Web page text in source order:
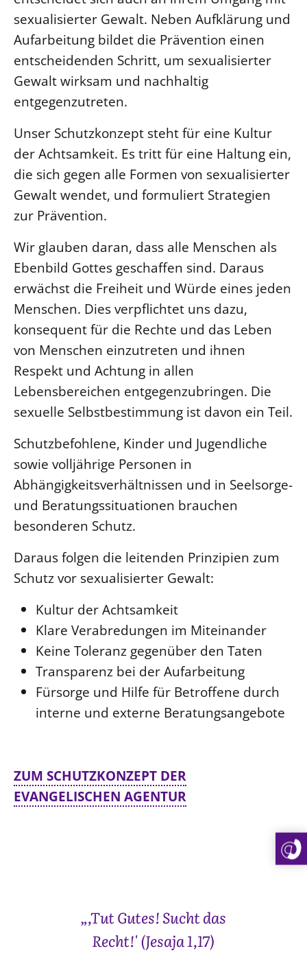
sexualisierter Gewalt. Neben Aufklärung und
Aufarbeitung bildet die Prävention einen
entscheidenden Schritt, um sexualisierter
Gewalt wirksam und nachhaltig
entgegenzutreten.
Unser Schutzkonzept steht für eine Kultur
der Achtsamkeit. Es tritt für eine Haltung ein,
die sich gegen alle Formen von sexualisierter
Gewalt wendet, und formuliert Strategien
zur Prävention.
Wir glauben daran, dass alle Menschen als
Ebenbild Gottes geschaffen sind. Daraus
erwächst die Freiheit und Würde eines jeden
Menschen. Dies verpflichtet uns dazu,
konsequent für die Rechte und das Leben
von Menschen einzutreten und ihnen
Respekt und Achtung in allen
Lebensbereichen entgegenzubringen. Die
sexuelle Selbstbestimmung ist davon ein Teil.
Schutzbefohlene, Kinder und Jugendliche
sowie volljährige Personen in
Abhängigkeitsverhältnissen und in Seelsorge-
und Beratungssituationen brauchen
besonderen Schutz.
Daraus folgen die leitenden Prinzipien zum
Schutz vor sexualisierter Gewalt:
Kultur der Achtsamkeit
Klare Verabredungen im Miteinander
Keine Toleranz gegenüber den Taten
Transparenz bei der Aufarbeitung
Fürsorge und Hilfe für Betroffene durch
interne und externe Beratungsangebote
ZUM SCHUTZKONZEPT DER
EVANGELISCHEN AGENTUR
„,Tut Gutes! Sucht das
Recht!' (Jesaja 1,17)
SCHUTZKONZEPT
Kinder und Jugendliche
Kultur und Kunst
Ökumene und Religionen